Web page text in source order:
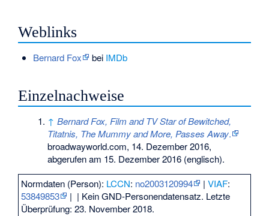
Weblinks
Bernard Fox bei IMDb
Einzelnachweise
↑ Bernard Fox, Film and TV Star of Bewitched,
Titatnis, The Mummy and More, Passes Away.
broadwayworld.com, 14. Dezember 2016,
abgerufen am 15. Dezember 2016 (englisch).
Normdaten (Person): LCCN: no2003120994 |VIAF:
53849853
| | Kein GND-Personendatensatz. Letzte
Überprüfung: 23. November 2018.